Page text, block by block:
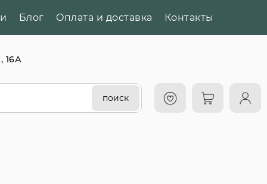
Блог Оплата и доставка Контакты
16А
поиск